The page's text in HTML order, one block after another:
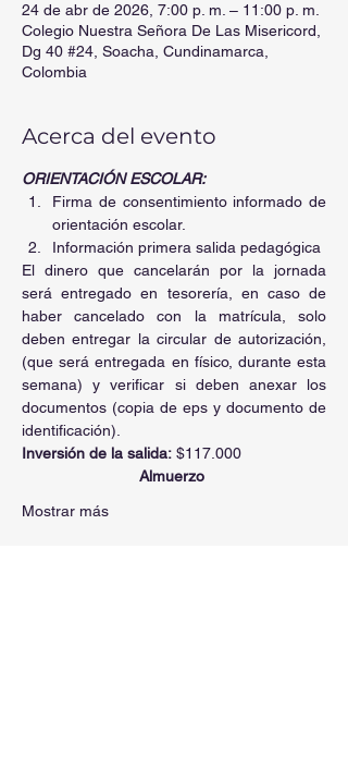
24 de abr de 2026, 7:00 p. m. – 11:00 p. m.
Colegio Nuestra Señora De Las Misericord,
Dg 40 #24, Soacha, Cundinamarca,
Colombia
Acerca del evento
ORIENTACIÓN ESCOLAR:
Firma de consentimiento informado de
orientación escolar.
Información primera salida pedagógica
El dinero que cancelarán por la jornada
será entregado en tesorería, en caso de
haber cancelado con la matrícula, solo
deben entregar la circular de autorización,
(que será entregada en físico, durante esta
semana) y verificar si deben anexar los
documentos (copia de eps y documento de
identificación).
Inversión de la salida: $117.000
Almuerzo
Mostrar más